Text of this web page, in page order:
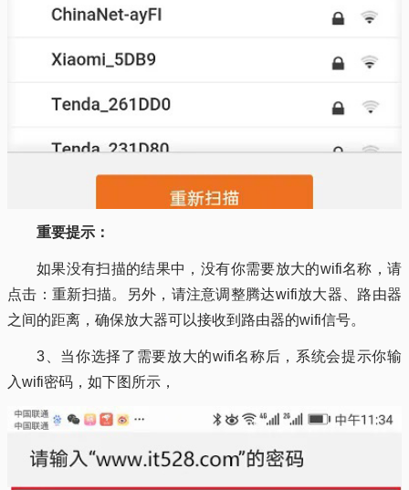
重要提示：
如果没有扫描的结果中，没有你需要放大的wifi名称，请
点击：重新扫描。另外，请注意调整腾达wifi放大器、路由器
之间的距离，确保放大器可以接收到路由器的wifi信号。
3、当你选择了需要放大的wifi名称后，系统会提示你输
入wifi密码，如下图所示，